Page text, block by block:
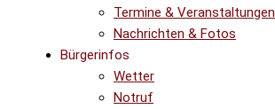
Termine & Veranstaltungen
Nachrichten & Fotos
Bürgerinfos
Wetter
Notruf